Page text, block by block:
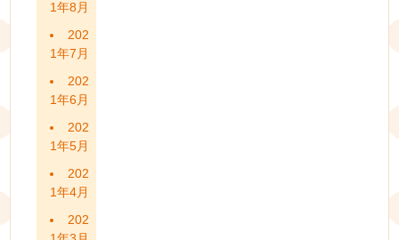
1年8月
202
1年7月
202
1年6月
202
1年5月
202
1年4月
202